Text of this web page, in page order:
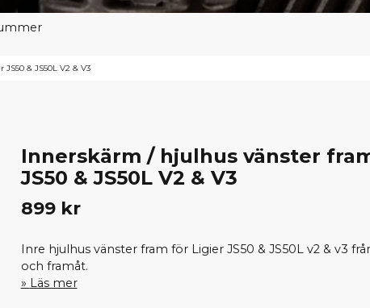
& JS50L V2 & V3
Innerskärm / hjulhus vänster
JS50 & JS50L V2 & V3
899 kr
Inre hjulhus vänster fram för Ligier JS50 & JS50L v2 & v3
och framåt.
Läs mer